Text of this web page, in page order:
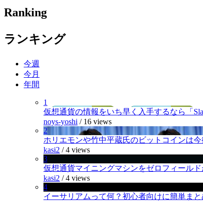
Ranking
ランキング
今週
今月
年間
1
仮想通貨の情報をいち早く入手するなら「
noys-yoshi / 16 views
2
ホリエモンや竹中平蔵氏のビットコインは今
kasi2 /4 views
3
仮想通貨マイニングマシンをゼロフィールド
kasi2 /4 views
4
イーサリアムって何？初心者向けに簡単まと